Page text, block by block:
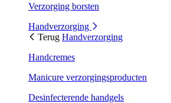
Verzorging borsten
Handverzorging
Terug Handverzorging
Handcremes
Manicure verzorgingsproducten
Desinfecterende handgels